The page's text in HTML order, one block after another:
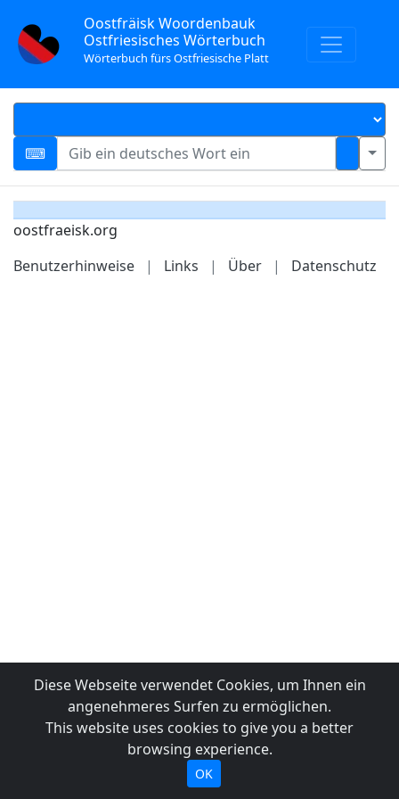
Oostfräisk Woordenbauk
Ostfriesisches Wörterbuch
Wörterbuch fürs Ostfriesische Platt
oostfraeisk.org
Benutzerhinweise
| Links | Über | Datenschutz
Diese Webseite verwendet Cookies, um Ihnen ein
angenehmeres Surfen zu ermöglichen.
This website uses cookies to give you a better
browsing experience.
OK